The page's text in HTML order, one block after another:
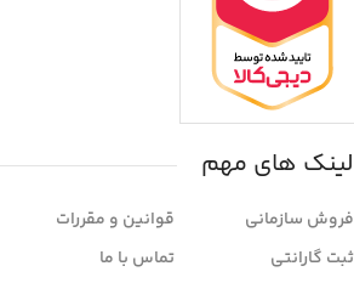
لینک های مهم
فروش سازمانی
ثبت گارانتی
قوانین و مقررات
تماس با ما